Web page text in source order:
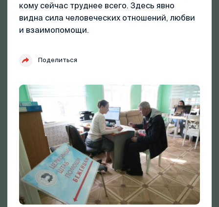
кому сейчас труднее всего. Здесь явно
видна сила человеческих отношений, любви
и взаимопомощи.
Поделиться